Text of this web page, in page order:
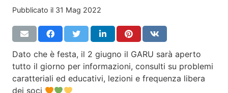
Pubblicato il 31 Mag 2022
Dato che è festa, il 2 giugno il GARU sarà aperto
tutto il giorno per informazioni, consulti su problemi
caratteriali ed educativi, lezioni e frequenza libera
dei soci